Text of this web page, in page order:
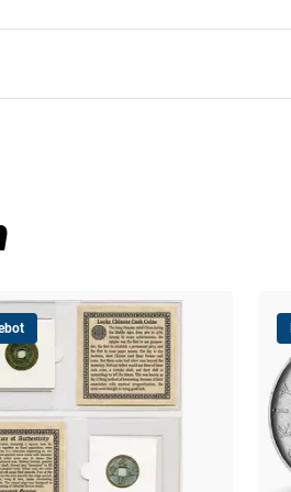
Rahmen